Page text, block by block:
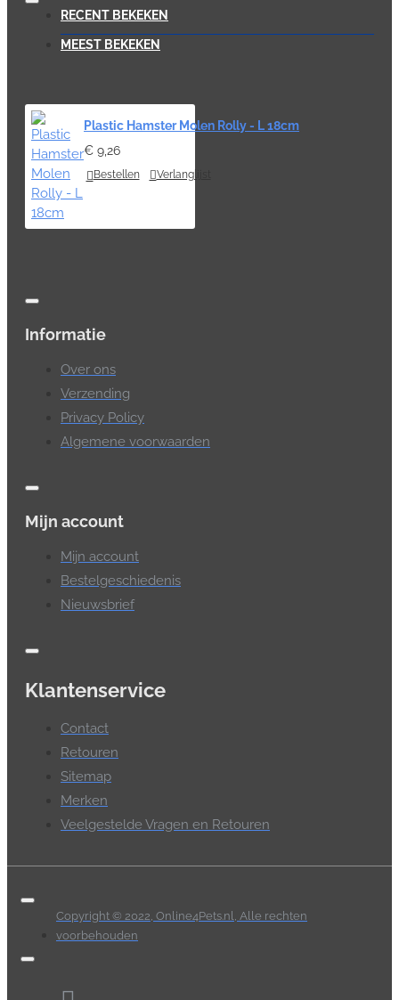
RECENT BEKEKEN
MEEST BEKEKEN
Plastic Hamster Molen Rolly - L 18cm
€ 9,26
Bestellen Verlanglijst
Informatie
Over ons
Verzending
Privacy Policy
Algemene voorwaarden
Mijn account
Mijn account
Bestelgeschiedenis
Nieuwsbrief
Klantenservice
Contact
Retouren
Sitemap
Merken
Veelgestelde Vragen en Retouren
Copyright © 2022, Online4Pets.nl, Alle rechten
voorbehouden